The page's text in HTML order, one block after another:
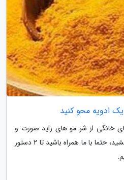
ادویه محو کنید
خانگی از شر مو های زاید صورت و
مخصوصا پشت لب ها خلاص بشید، حتما با ما همراه باشید تا 2 دستور